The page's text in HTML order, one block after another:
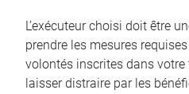
L’exécuteur choisi doit être
prendre les mesures
volontés inscrites dans votre
laisser distraire par les